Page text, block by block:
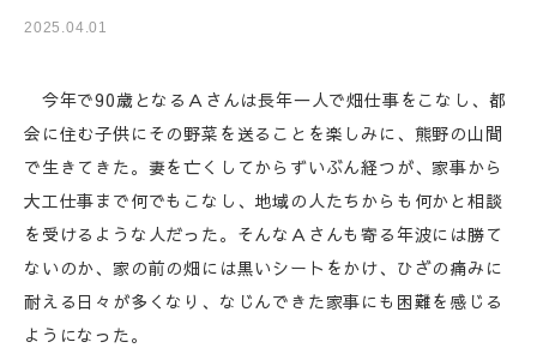
2025.04.01
今年で90歳となるＡさんは長年一人で畑仕事をこなし、都
会に住む子供にその野菜を送ることを楽しみに、熊野の山間
で生きてきた。妻を亡くしてからずいぶん経つが、家事から
大工仕事まで何でもこなし、地域の人たちからも何かと相談
を受けるような人だった。そんなＡさんも寄る年波には勝て
ないのか、家の前の畑には黒いシートをかけ、ひざの痛みに
耐える日々が多くなり、なじんできた家事にも困難を感じる
ようになった。